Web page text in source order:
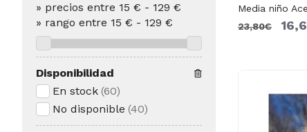
Media niño
23,80€
» precios entre 15 € - 129 €
» rango entre 15 € - 129 €
Disponibilidad
En stock (60)
No disponible (40)